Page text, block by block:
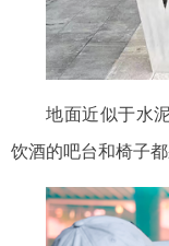
地面近似于水
饮酒的吧台和椅子